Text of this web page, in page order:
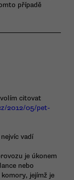
případě
citovat
2012/05/pet-
vadí
je úkonem
nebo
jejímž je